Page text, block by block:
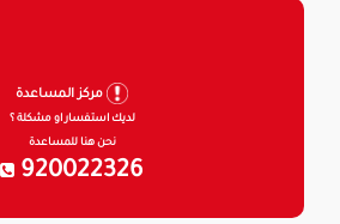
مركز المساعدة
لديك استفسار او مشكلة ؟
نحن هنا للمساعدة
920022326